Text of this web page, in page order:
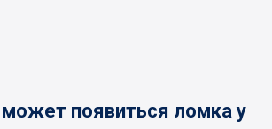
появиться ломка у